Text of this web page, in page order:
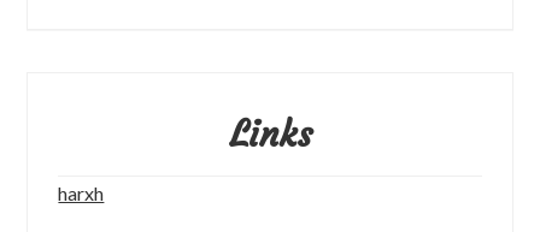
Links
harxh